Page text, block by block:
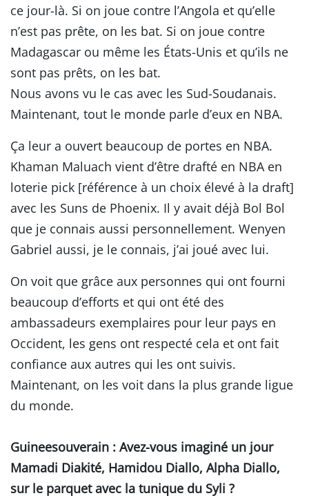
ce jour-là. Si on joue contre l’Angola et qu’elle
n’est pas prête, on les bat. Si on joue contre
Madagascar ou même les États-Unis et qu’ils ne
sont pas prêts, on les bat.
Nous avons vu le cas avec les Sud-Soudanais.
Maintenant, tout le monde parle d’eux en NBA.
Ça leur a ouvert beaucoup de portes en NBA.
Khaman Maluach vient d’être drafté en NBA en
loterie pick [référence à un choix élevé à la draft]
avec les Suns de Phoenix. Il y avait déjà Bol Bol
que je connais aussi personnellement. Wenyen
Gabriel aussi, je le connais, j’ai joué avec lui.
On voit que grâce aux personnes qui ont fourni
beaucoup d’efforts et qui ont été des
ambassadeurs exemplaires pour leur pays en
Occident, les gens ont respecté cela et ont fait
confiance aux autres qui les ont suivis.
Maintenant, on les voit dans la plus grande ligue
du monde.
Guineesouverain : Avez-vous imaginé un jour
Mamadi Diakité, Hamidou Diallo, Alpha Diallo,
sur le parquet avec la tunique du Syli ?